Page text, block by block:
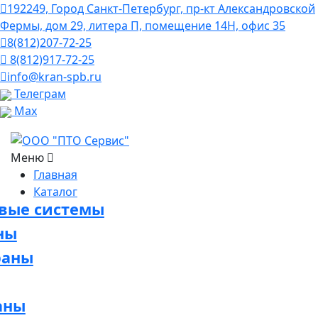
192249, Город Санкт-Петербург, пр-кт Александровской
Фермы, дом 29, литера П, помещение 14Н, офис 35
8(812)207-72-25
8(812)917-72-25
info@kran-spb.ru
Телеграм
Max
Меню
Главная
Каталог
системы